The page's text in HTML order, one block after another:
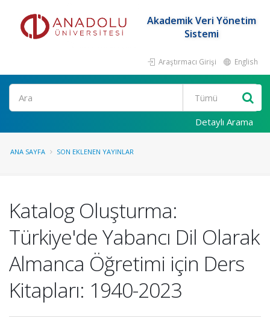
Akademik Veri Yönetim
Sistemi
Araştırmacı Girişi English
Ara
Detaylı Arama
ANA SAYFA SON EKLENEN YAYINLAR
Katalog Oluşturma:
Türkiye'de Yabancı Dil Olarak
Almanca Öğretimi için Ders
Kitapları: 1940-2023